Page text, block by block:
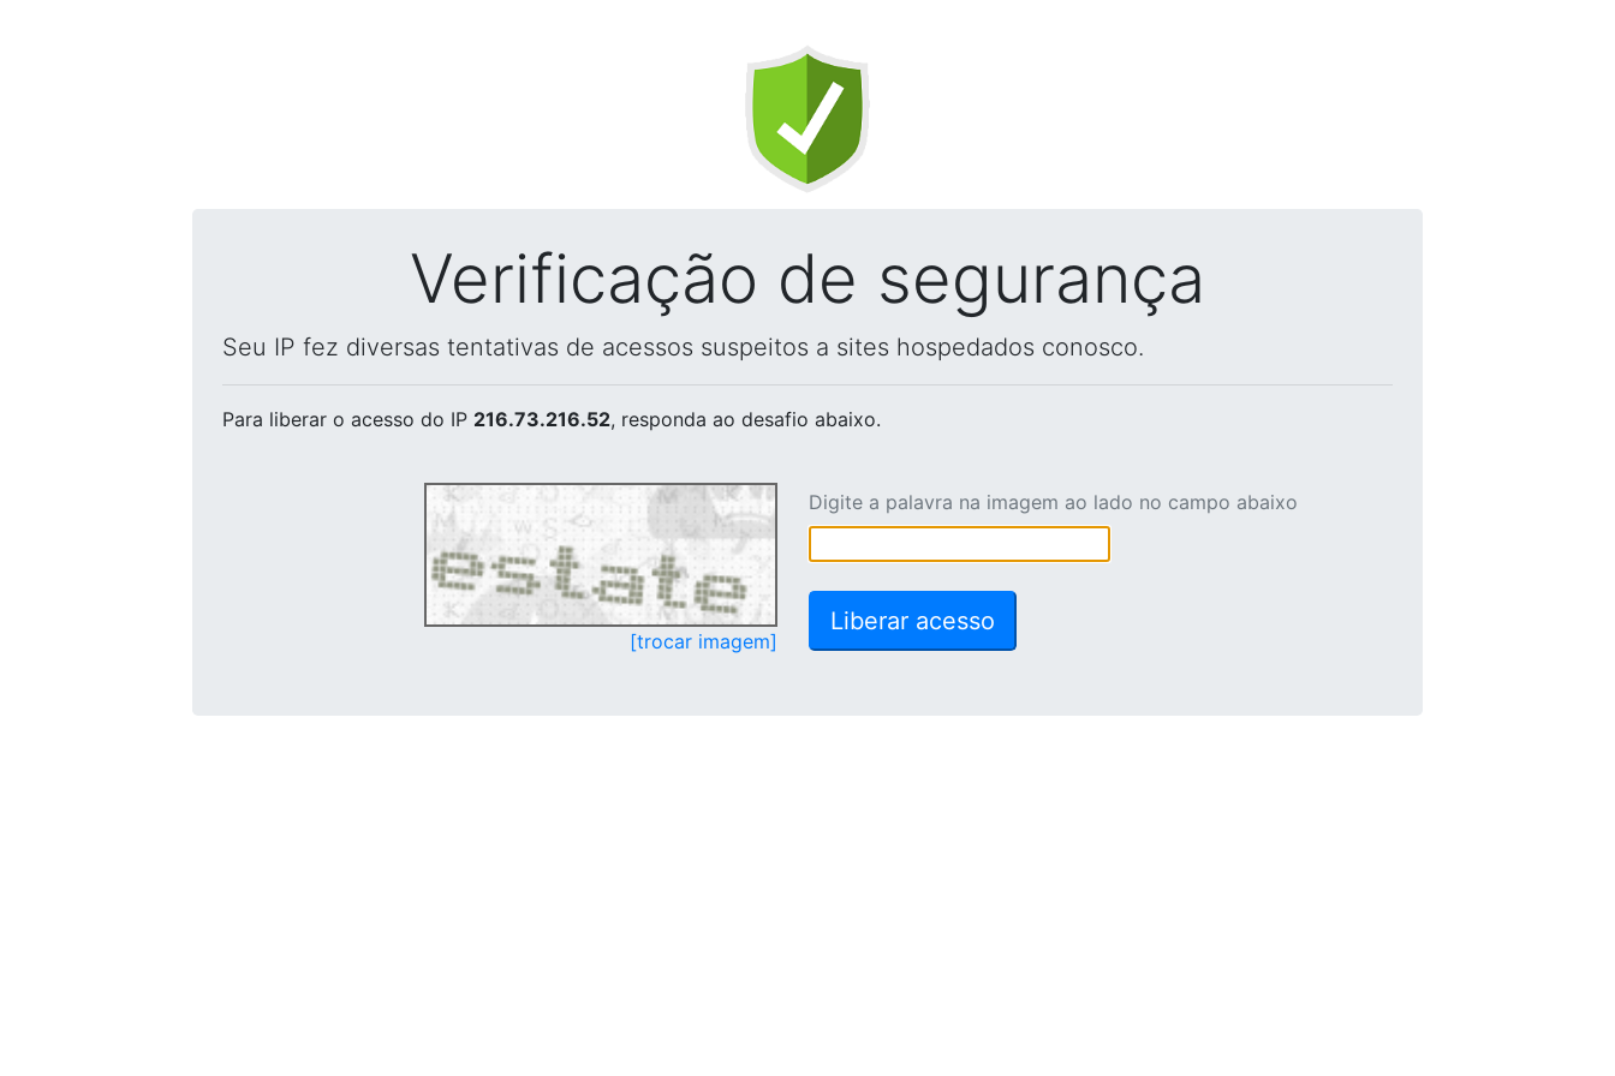
Verificação de segurança
Seu IP fez diversas tentativas de acessos suspeitos a sites hospedados conosco.
Para liberar o acesso do IP 216.73.216.52, responda ao desafio abaixo.
[trocar imagem]
Digite a palavra na imagem ao lado no campo abaixo